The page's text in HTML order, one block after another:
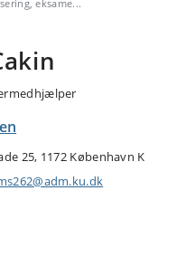
eksame...
25, 1172 København K